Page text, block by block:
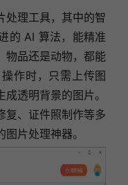
处理工具，其中的智
的 AI 算法，能精准
物品还是动物，都能
作时，只需上传图
透明背景的图片。
复、证件照制作等多
片处理神器。